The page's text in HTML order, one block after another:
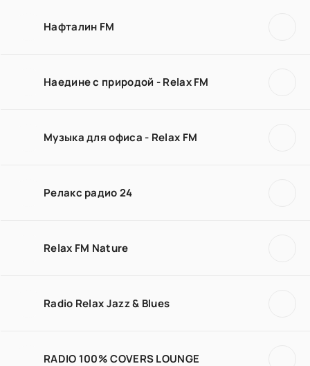
Нафталин FM
Наедине с природой - Relax FM
Музыка для офиса - Relax FM
Релакс радио 24
Relax FM Nature
Radio Relax Jazz & Blues
RADIO 100% COVERS LOUNGE